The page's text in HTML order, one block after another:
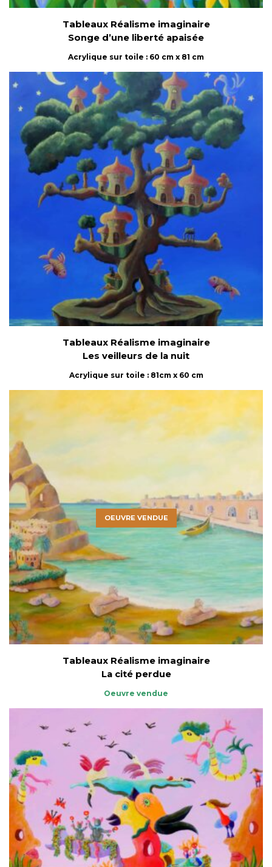
Tableaux Réalisme imaginaire
Songe d’une liberté apaisée
Acrylique sur toile : 60 cm x 81 cm
Tableaux Réalisme imaginaire
Les veilleurs de la nuit
Acrylique sur toile : 81cm x 60 cm
OEUVRE VENDUE
Tableaux Réalisme imaginaire
La cité perdue
Oeuvre vendue